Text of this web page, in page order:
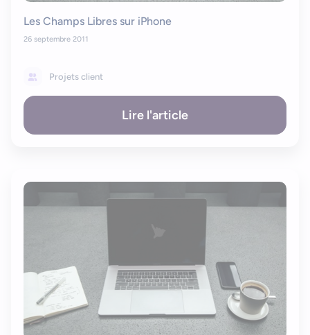
Les Champs Libres sur iPhone
26 septembre 2011
Projets client
Lire l'article